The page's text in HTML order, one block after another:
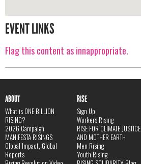
EVENT LINKS
Flag this content as innappropriate.
ABOUT
What is ONE BILLION
RISING?
2026 Campaign
MANIFESTA RISINGS
Global Impact, Global
Reports
RISE
Sign Up
Workers Rising
RISE FOR CLIMATE JUSTICE
AND MOTHER EARTH
Men Rising
Youth Rising